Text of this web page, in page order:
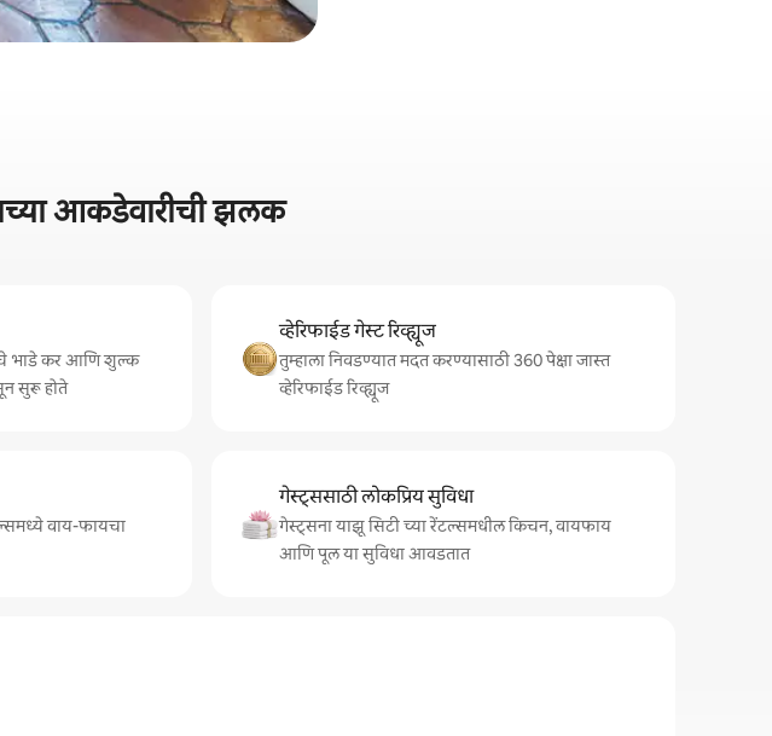
आकडेवारीची झलक
भाडे कर आणि शुल्क
सुरू होते
व्हेरिफाईड गेस्ट रिव्ह्यूज
तुम्हाला निवडण्यात मदत करण्यासाठी 360 पेक्षा जास्त
व्हेरिफाईड रिव्ह्यूज
वाय-फायचा
गेस्ट्ससाठी लोकप्रिय सुविधा
गेस्ट्सना याझू सिटी च्या रेंटल्समधील किचन, वायफाय
आणि पूल या सुविधा आवडतात